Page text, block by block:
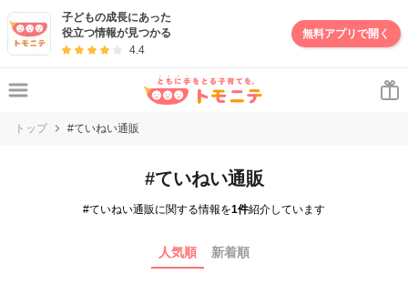
子どもの成長にあった
役立つ情報が見つかる
4.4
無料アプリで開く
トップ #ていねい通販
#ていねい通販
#ていねい通販に関する情報を1件紹介しています
人気順 新着順